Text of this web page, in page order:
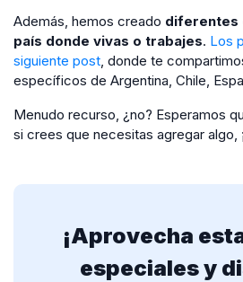
Además, hemos creado diferentes
país donde vivas o trabajes. Los
siguiente post, donde te
específicos de Argentina, Chile,
Menudo recurso, ¿no? Esperamos
si crees que necesitas agregar algo,
¡Aprovecha
especiales y